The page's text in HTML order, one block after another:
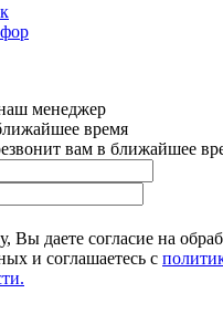
менеджер
время
вам в ближайшее
Вы даете согласие на
и соглашаетесь с